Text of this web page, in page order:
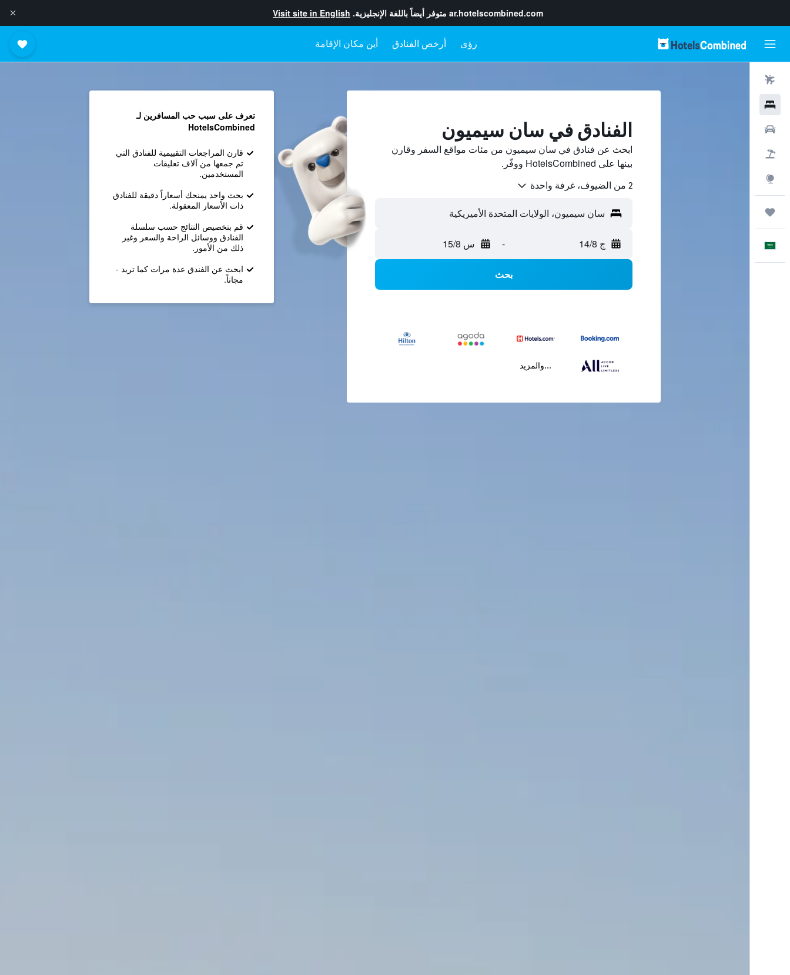
ar.hotelscombined.com متوفر أيضاً باللغة الإنجليزية. Visit site in English
رؤى أرخص الفنادق أين مكان الإقامة
الفنادق في سان سيميون
ابحث عن فنادق في سان سيميون من مئات مواقع السفر وقارن
بينها على HotelsCombined ووفّر.
2 من الضيوف، غرفة واحدة
ج 14/8 - س 15/8
بحث
...والمزيد
تعرف على سبب حب المسافرين لـ
HotelsCombined
قارن المراجعات التقييمية للفنادق التي
تم جمعها من آلاف تعليقات
المستخدمين.
بحث واحد يمنحك أسعاراً دقيقة للفنادق
ذات الأسعار المعقولة.
قم بتخصيص النتائج حسب سلسلة
الفنادق ووسائل الراحة والسعر وغير
ذلك من الأمور.
ابحث عن الفندق عدة مرات كما تريد -
مجاناً.